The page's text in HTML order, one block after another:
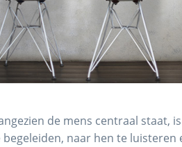
de mens centraal staat,
naar hen te